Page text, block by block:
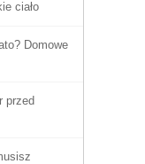
ciało
Domowe
przed